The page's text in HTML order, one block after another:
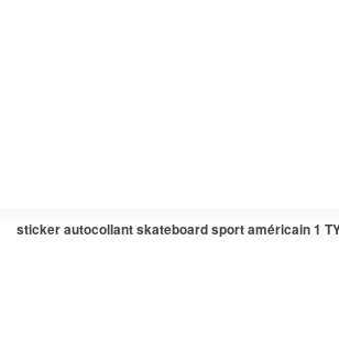
sticker autocollant skateboard sport américain 1